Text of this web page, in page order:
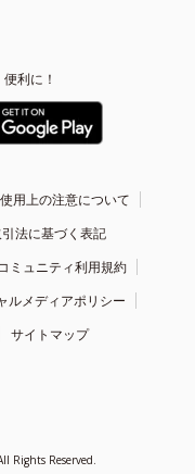
利に！
用上の注意について
法に基づく表記
ミュニティ利用規約
ルメディアポリシー
サイトマップ
Rights Reserved.